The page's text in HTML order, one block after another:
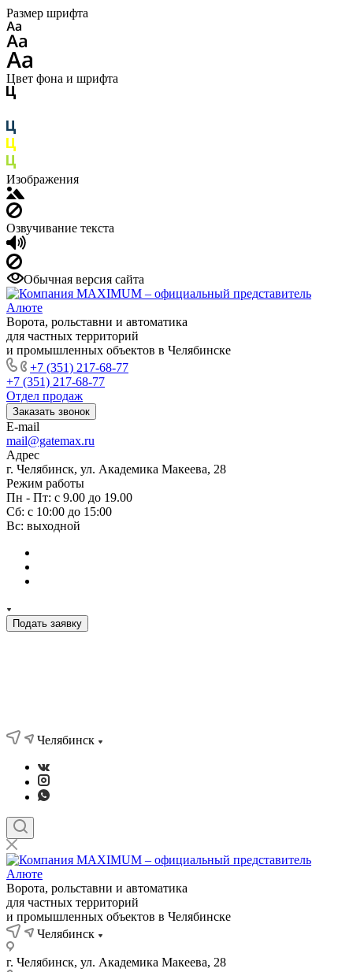
Размер шрифта
Цвет фона и шрифта
Изображения
Озвучивание текста
Обычная версия сайта
Ворота, рольставни и автоматика
для частных территорий
и промышленных объектов в Челябинске
+7 (351) 217-68-77
+7 (351) 217-68-77
Отдел продаж
Заказать звонок
E-mail
mail@gatemax.ru
Адрес
г. Челябинск, ул. Академика Макеева, 28
Режим работы
Пн - Пт: с 9.00 до 19.00
Сб: с 10:00 до 15:00
Вс: выходной
Подать заявку
Челябинск
Ворота, рольставни и автоматика
для частных территорий
и промышленных объектов в Челябинске
Челябинск
г. Челябинск, ул. Академика Макеева, 28